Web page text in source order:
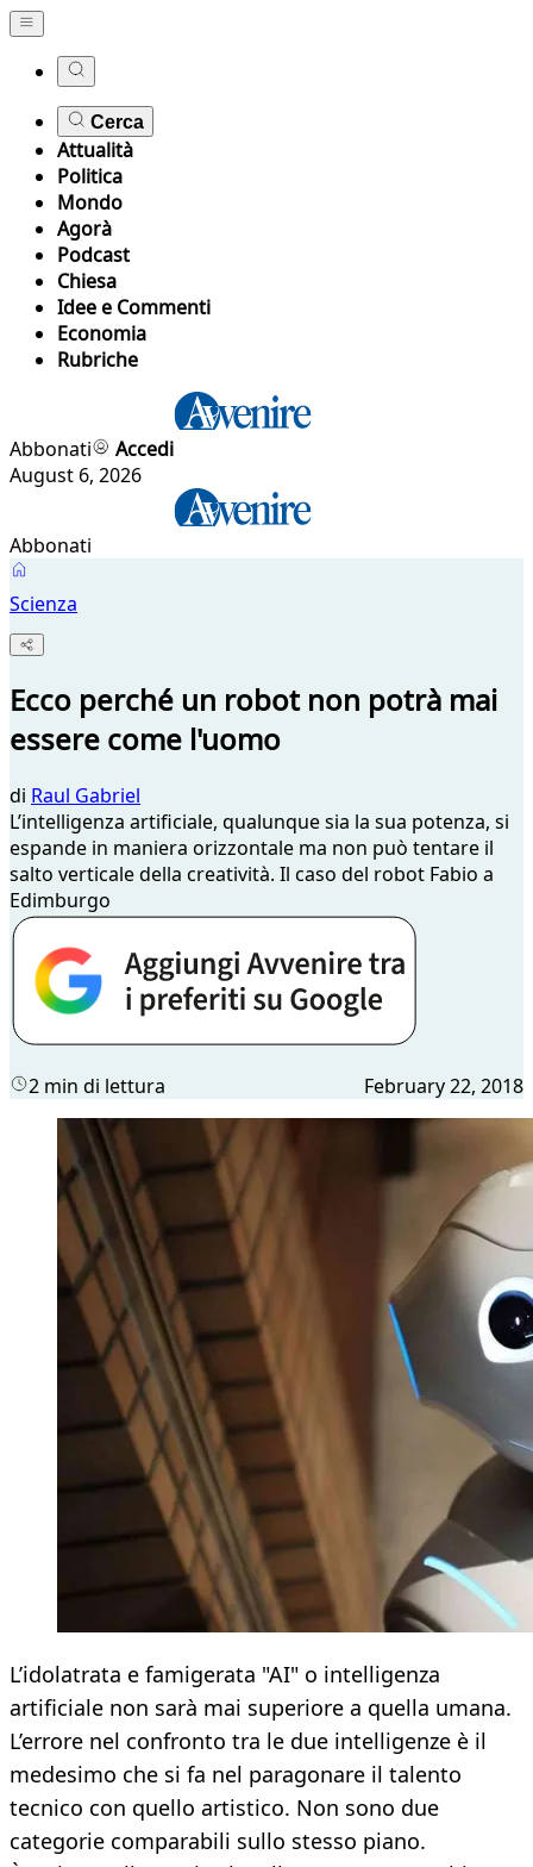
Cerca
Attualità
Politica
Mondo
Agorà
Podcast
Chiesa
Idee e Commenti
Economia
Rubriche
Abbonati
Accedi
August 6, 2026
Abbonati
Scienza
Ecco perché un robot non potrà mai
essere come l'uomo
di Raul Gabriel
L’intelligenza artificiale, qualunque sia la sua potenza, si
espande in maniera orizzontale ma non può tentare il
salto verticale della creatività. Il caso del robot Fabio a
Edimburgo
2 min di lettura February 22, 2018
L’idolatrata e famigerata "AI" o intelligenza
artificiale non sarà mai superiore a quella umana.
L’errore nel confronto tra le due intelligenze è il
medesimo che si fa nel paragonare il talento
tecnico con quello artistico. Non sono due
categorie comparabili sullo stesso piano.